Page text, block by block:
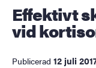
Effektivt skydd mot höftfraktur
vid
Publicerad 12 juli